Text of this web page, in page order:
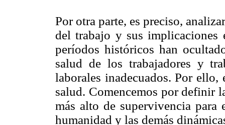
Por otra parte, es preciso,
del trabajo y sus implicaciones
períodos históricos han
salud de los trabajadores y
laborales inadecuados. Por
salud. Comencemos por definir
más alto de supervivencia
humanidad y las demás